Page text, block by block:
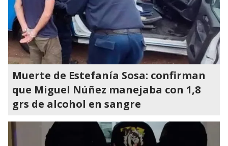
Muerte de Estefanía Sosa: confirman
que Miguel Núñez manejaba con 1,8
grs de alcohol en sangre